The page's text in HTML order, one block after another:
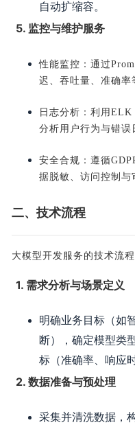
自动扩缩容。
5. 监控与维护服务
性能监控：通过
迟、吞吐量、准确率
日志分析：利用ELK
分析用户行为与错误
安全合规：遵循
据脱敏、访问控制与
二、技术流程
大模型开发服务的技术流
1. 需求分析与场景定义
明确业务目标（如
断），确定模型类
标（准确率、响应
2. 数据准备与预处理
采集并清洗数据，